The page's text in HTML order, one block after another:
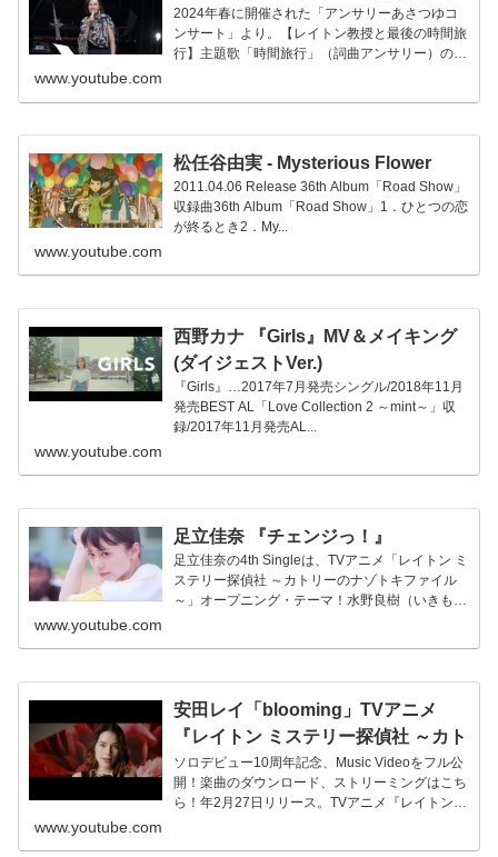
2024年春に開催された「アンサリーあさつゆコ
ンサート」より。【レイトン教授と最後の時間旅
行】主題歌「時間旅行」（詞曲アンサリー）の舞
www.youtube.com
松任谷由実 - Mysterious Flower
2011.04.06 Release 36th Album「Road Show」
収録曲36th Album「Road Show」1．ひとつの恋
が終るとき2．My...
www.youtube.com
西野カナ 『Girls』MV＆メイキング
(ダイジェストVer.)
『Girls』…2017年7月発売シングル/2018年11月
発売BEST AL「Love Collection 2 ～mint～」収
録/2017年11月発売AL...
www.youtube.com
足立佳奈 『チェンジっ！』
足立佳奈の4th Singleは、TVアニメ「レイトン ミ
ステリー探偵社 ～カトリーのナゾトキファイル
～」オープニング・テーマ！水野良樹（いきもの
www.youtube.com
安田レイ「blooming」TVアニメ
『レイトン ミステリー探偵社 ～カト
リーのナゾトキファイル～』オープ
ニングテーマ
ソロデビュー10周年記念、Music Videoをフル公
開！楽曲のダウンロード、ストリーミングはこち
ら！年2月27日リリース。TVアニメ『レイトン
www.youtube.com